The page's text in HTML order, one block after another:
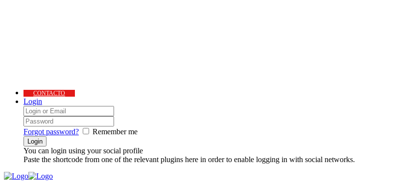
CONTACTO
Login
Forgot password? Remember me
You can login using your social profile
Paste the shortcode from one of the relevant plugins here in order to enable logging in with social networks.